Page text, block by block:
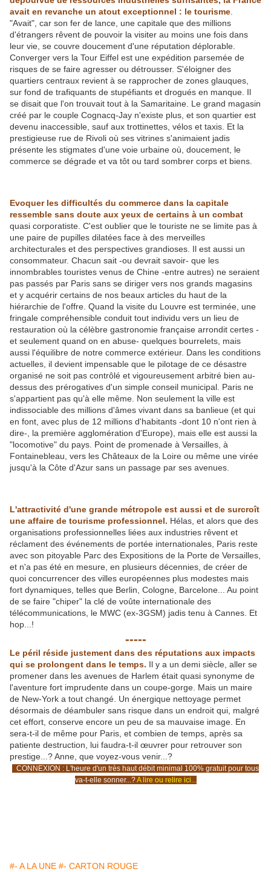
avait en revanche un atout exceptionnel : le tourisme
"Avait", car son fer de lance, une capitale que des millions
d'étrangers rêvent de pouvoir la visiter au moins une fois dans
leur vie, se couvre doucement d'une réputation déplorable.
Converger vers la Tour Eiffel est une expédition parsemée de
risques de se faire agresser ou détrousser. S'éloigner des
quartiers centraux revient à se rapprocher de zones glauques,
sur fond de trafiquants de stupéfiants et drogués en manque. Il
se disait que l'on trouvait tout à la Samaritaine. Le grand magasin
créé par le couple Cognacq-Jay n'existe plus, et son quartier est
devenu inaccessible, sauf aux trottinettes, vélos et taxis. Et la
prestigieuse rue de Rivoli où ses vitrines s'animaient jadis
présente les stigmates d'une voie urbaine où, doucement, le
commerce se dégrade et va tôt ou tard sombrer corps et biens.
Evoquer les difficultés du commerce dans la capitale
ressemble sans doute aux yeux de certains à un combat
quasi corporatiste. C'est oublier que le touriste ne se limite pas à
une paire de pupilles dilatées face à des merveilles
architecturales et des perspectives grandioses. Il est aussi un
consommateur. Chacun sait -ou devrait savoir- que les
innombrables touristes venus de Chine -entre autres) ne seraient
pas passés par Paris sans se diriger vers nos grands magasins
et y acquérir certains de nos beaux articles du haut de la
hiérarchie de l'offre. Quand la visite du Louvre est terminée, une
fringale compréhensible conduit tout individu vers un lieu de
restauration où la célèbre gastronomie française arrondit certes -
et seulement quand on en abuse- quelques bourrelets, mais
aussi l'équilibre de notre commerce extérieur. Dans les conditions
actuelles, il devient impensable que le pilotage de ce désastre
organisé ne soit pas contrôlé et vigoureusement arbitré bien au-
dessus des prérogatives d'un simple conseil municipal. Paris ne
s'appartient pas qu'à elle même. Non seulement la ville est
indissociable des millions d'âmes vivant dans sa banlieue (et qui
en font, avec plus de 12 millions d'habitants -dont 10 n'ont rien à
dire-, la première agglomération d'Europe), mais elle est aussi la
"locomotive" du pays. Point de promenade à Versailles, à
Fontainebleau, vers les Châteaux de la Loire ou même une virée
jusqu'à la Côte d'Azur sans un passage par ses avenues.
L'attractivité d'une grande métropole est aussi et de surcroît
une affaire de tourisme professionnel. Hélas, et alors que des
organisations professionnelles liées aux industries rêvent et
réclament des événements de portée internationales, Paris reste
avec son pitoyable Parc des Expositions de la Porte de Versailles,
et n'a pas été en mesure, en plusieurs décennies, de créer de
quoi concurrencer des villes européennes plus modestes mais
fort dynamiques, telles que Berlin, Cologne, Barcelone... Au point
de se faire "chiper" la clé de voûte internationale des
télécommunications, le MWC (ex-3GSM) jadis tenu à Cannes. Et
hop...!
-----
Le péril réside justement dans des réputations aux impacts
qui se prolongent dans le temps. Il y a un demi siècle, aller se
promener dans les avenues de Harlem était quasi synonyme de
l'aventure fort imprudente dans un coupe-gorge. Mais un maire
de New-York a tout changé. Un énergique nettoyage permet
désormais de déambuler sans risque dans un endroit qui, malgré
cet effort, conserve encore un peu de sa mauvaise image. En
sera-t-il de même pour Paris, et combien de temps, après sa
patiente destruction, lui faudra-t-il œuvrer pour retrouver son
prestige...? Anne, que voyez-vous venir...?
CONNEXION : L'heure d'un très haut débit minimal 100% gratuit pour tous
va-t-elle sonner...?A lire ou relire ici...
#- A LA UNE #- CARTON ROUGE